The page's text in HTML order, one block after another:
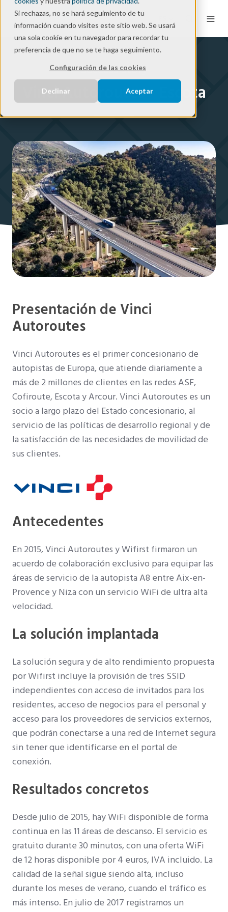
Si rechazas, no se hará seguimiento de tu
información cuando visites este sitio web. Se usará
una sola cookie en tu navegador para recordar tu
preferencia de que no se te haga seguimiento.
Configuración de las cookies
Declinar Aceptar
Success Story
Vinci Autoroutes - Escota
Presentación de Vinci
Autoroutes
Vinci Autoroutes es el primer concesionario de
autopistas de Europa, que atiende diariamente a
más de 2 millones de clientes en las redes ASF,
Cofiroute, Escota y Arcour. Vinci Autoroutes es un
socio a largo plazo del Estado concesionario, al
servicio de las políticas de desarrollo regional y de
la satisfacción de las necesidades de movilidad de
sus clientes.
Antecedentes
En 2015, Vinci Autoroutes y Wifirst firmaron un
acuerdo de colaboración exclusivo para equipar las
áreas de servicio de la autopista A8 entre Aix-en-
Provence y Niza con un servicio WiFi de ultra alta
velocidad.
La solución implantada
La solución segura y de alto rendimiento propuesta
por Wifirst incluye la provisión de tres SSID
independientes con acceso de invitados para los
residentes, acceso de negocios para el personal y
acceso para los proveedores de servicios externos,
que podrán conectarse a una red de Internet segura
sin tener que identificarse en el portal de
conexión.
Resultados concretos
Desde julio de 2015, hay WiFi disponible de forma
continua en las 11 áreas de descanso. El servicio es
gratuito durante 30 minutos, con una oferta WiFi
de 12 horas disponible por 4 euros, IVA incluido. La
calidad de la señal sigue siendo alta, incluso
durante los meses de verano, cuando el tráfico es
más intenso. En julio de 2017 registramos un